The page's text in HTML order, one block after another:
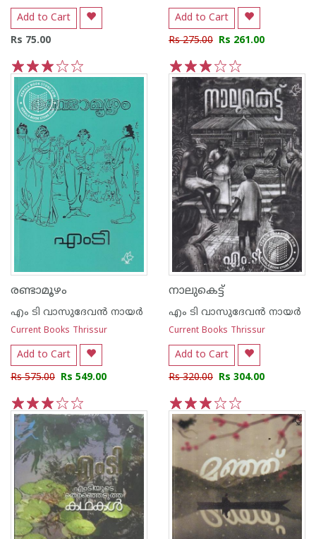
Add to Cart
Rs 75.00
5
4
3
2
1
Add to Cart
Rs 275.00 Rs 261.00
5
4
3
2
1
രണ്ടാമൂഴം
എം ടി വാസുദേവന്‍ നായര്‍
Current Books Thrissur
Add to Cart
Rs 575.00 Rs 549.00
5
4
3
2
1
നാലുകെട്ട്
എം ടി വാസുദേവന്‍ നായര്‍
Current Books Thrissur
Add to Cart
Rs 320.00 Rs 304.00
5
4
3
2
1